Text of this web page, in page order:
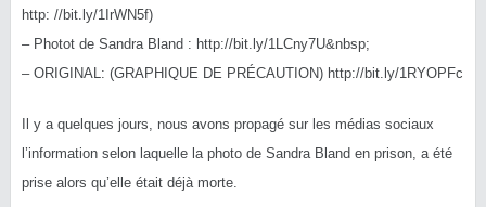
http: //bit.ly/1IrWN5f)
– Photot de Sandra Bland : http://bit.ly/1LCny7U&nbsp;
– ORIGINAL: (GRAPHIQUE DE PRÉCAUTION) http://bit.ly/1RYOPFc
Il y a quelques jours, nous avons propagé sur les médias sociaux
l’information selon laquelle la photo de Sandra Bland en prison, a été
prise alors qu’elle était déjà morte.